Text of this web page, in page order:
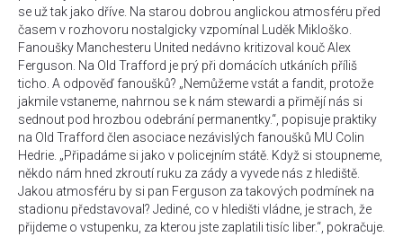
se už tak jako dříve. Na starou dobrou anglickou atmosféru před
časem v rozhovoru nostalgicky vzpomínal Luděk Mikloško.
Fanoušky Manchesteru United nedávno kritizoval kouč Alex
Ferguson. Na Old Trafford je prý při domácích utkáních příliš
ticho. A odpověď fanoušků? „Nemůžeme vstát a fandit, protože
jakmile vstaneme, nahrnou se k nám stewardi a přimějí nás si
sednout pod hrozbou odebrání permanentky.“, popisuje praktiky
na Old Trafford člen asociace nezávislých fanoušků MU Colin
Hedrie. „Připadáme si jako v policejním státě. Když si stoupneme,
někdo nám hned zkroutí ruku za zády a vyvede nás z hlediště.
Jakou atmosféru by si pan Ferguson za takových podmínek na
stadionu představoval? Jediné, co v hledišti vládne, je strach, že
přijdeme o vstupenku, za kterou jste zaplatili tisíc liber.“, pokračuje.